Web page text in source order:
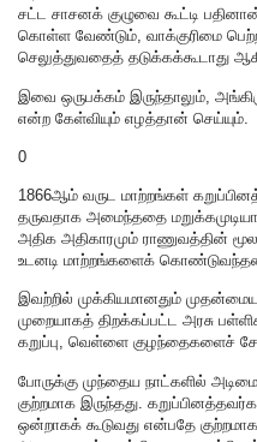
சட்ட சாசனக் குழுவை கூட்டி
கொள்ள வேண்டும், வாக்குரிமை
செலுத்துவதைத் தடுக்கக்கூடாது
இவை ஒருபக்கம் இருந்தாலும்,
என்ற கேள்வியும் எழத்தான் செய்யும்.
0
1866ஆம் வருட மாற்றங்கள்
தருவதாக அமைந்ததை
அதிக அதிகாரமும் ராணுவத்தின்
உடனடி மாற்றங்களைக்
இவற்றில் முக்கியமானதும்
முறையாகத் திறக்கப்பட்ட அரசு
கறுப்பு, வெள்ளை குழந்தைகளைச்
போருக்கு முந்தைய நாட்களில்
குற்றமாக இருந்தது.
ஒன்றாகக் கூடுவது என்பதே குற்றமாக